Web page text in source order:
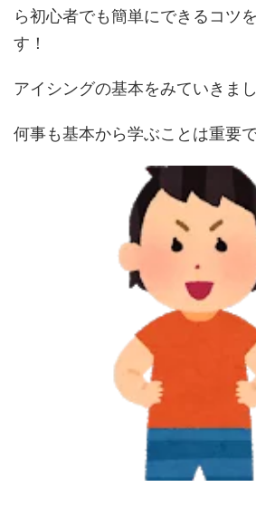
ら初心者でも簡単にできるコツ
す！
アイシングの基本をみていきま
何事も基本から学ぶことは重要で